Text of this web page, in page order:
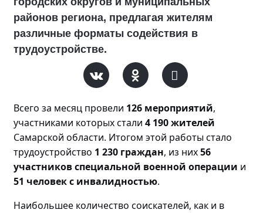
районов региона, предлагая жителям
различные форматы содействия в
трудоустройстве.
Всего за месяц провели 126 мероприятий,
участниками которых стали 4 190 жителей
Самарской области. Итогом этой работы стало
трудоустройство 1 230 граждан, из них56
участников специальной военной операции и
51 человек с инвалидностью.
Наибольшее количество соискателей, как и в